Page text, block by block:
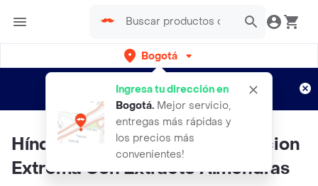
Bogotá
Ingresa tu dirección en
Bogotá. Mejor servicio,
entregas más rápidas y
los precios más
convenientes!
envíos gratis por semanas
Aplican TyC
Hínds Crema Corporal Hidratacion
Extrema Con Extracto Almendras